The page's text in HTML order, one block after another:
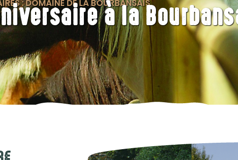
: DOMAINE DE LA BOURBANSAIS
à la